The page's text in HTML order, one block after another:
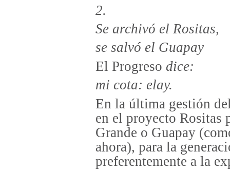
2.
Se archivó el Rositas,
se salvó el Guapay
El Progreso dice:
mi cota: elay.
En la última gestión
en el proyecto Rositas
Grande o Guapay
ahora), para la
preferentemente a la